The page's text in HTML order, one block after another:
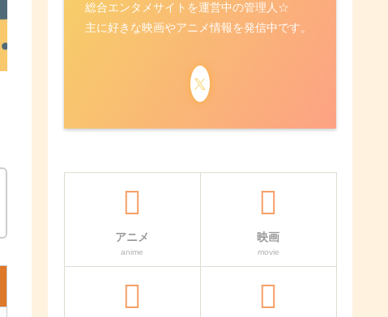
総合エンタメサイトを運営中の管理人☆
主に好きな映画やアニメ情報を発信中です。
アニメ
anime
映画
movie